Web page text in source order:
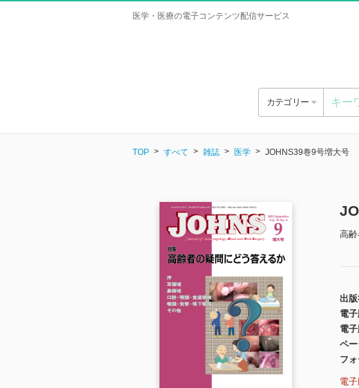
医学・医療の電子コンテンツ配信サービス
カテゴリー
TOP すべて 雑誌 医学 JOHNS39巻9号増大号
高
出
電
電
ペ
フ
電